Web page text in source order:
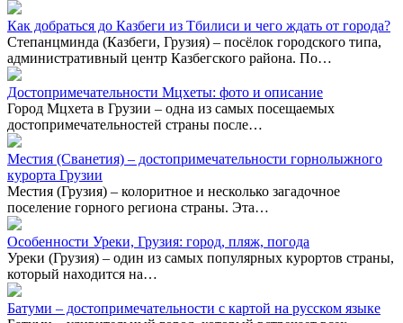
Как добраться до Казбеги из Тбилиси и чего ждать от города?
Степанцминда (Казбеги, Грузия) – посёлок городского типа,
административный центр Казбегского района. По…
Достопримечательности Мцхеты: фото и описание
Город Мцхета в Грузии – одна из самых посещаемых
достопримечательностей страны после…
Местия (Сванетия) – достопримечательности горнолыжного
курорта Грузии
Местия (Грузия) – колоритное и несколько загадочное
поселение горного региона страны. Эта…
Особенности Уреки, Грузия: город, пляж, погода
Уреки (Грузия) – один из самых популярных курортов страны,
который находится на…
Батуми – достопримечательности с картой на русском языке